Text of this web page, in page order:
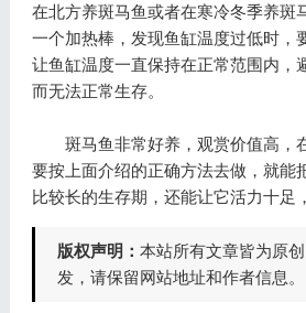
在北方养斑马鱼或者在寒冷冬季养斑
一个加热棒，发现鱼缸温度过低时，
让鱼缸温度一直保持在正常范围内，
而无法正常生存。
斑马鱼非常好养，观赏价值高，
要按上面介绍的正确方法去做，就能
比较长的生存期，还能让它活力十足
版权声明： 本站所有文章皆为原
发，请保留网站地址和作者信息。